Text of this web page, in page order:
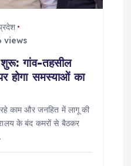
views
शुरू: गांव-तहसील
होगा समस्याओं का
काम और जनहित में लागू की
के बंद कमरों से बैठकर